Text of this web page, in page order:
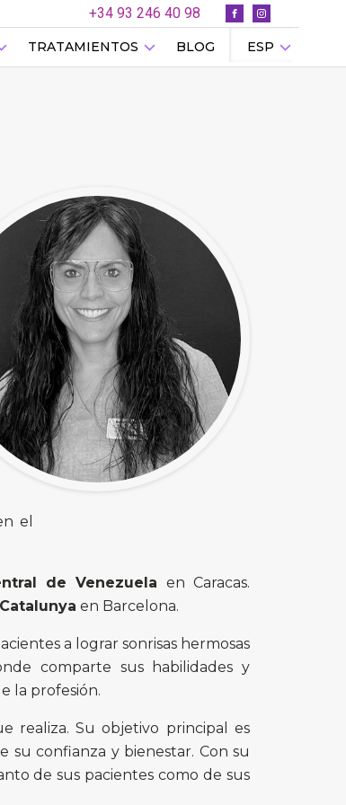
+34 93 246 40 98
TRATAMIENTOS BLOG ESP
el
de Venezuela en Caracas.
en Barcelona.
a lograr sonrisas hermosas
comparte sus habilidades y
la profesión.
realiza. Su objetivo principal es
su confianza y bienestar. Con su
de sus pacientes como de sus